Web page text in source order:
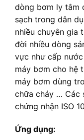
dòng bơm ly tâm
sạch trong dân
nhiều chuyên
đời nhiều dòng
vực như cấp
máy bơm cho hệ
máy bơm dùng
chữa cháy … Các
chứng nhận ISO
Ứng